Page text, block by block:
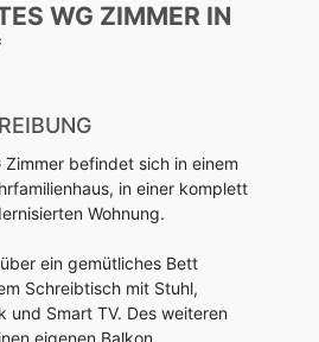
WG ZIMMER IN
Zimmer befindet sich in einem
in einer komplett
Wohnung.
ein gemütliches Bett
Schreibtisch mit Stuhl,
und Smart TV. Des weiteren